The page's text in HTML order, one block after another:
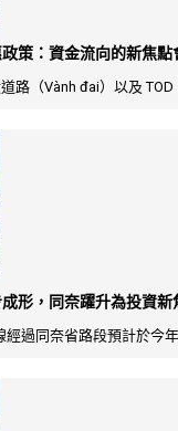
策：資金流向的新焦點
路（Vành đai）以及 TOD
形，同奈躍升為投資新
經過同奈省路段預計於今